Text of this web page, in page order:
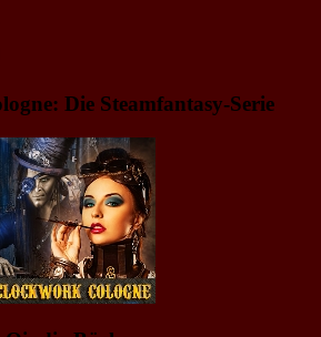
Die Steamfantasy-Serie